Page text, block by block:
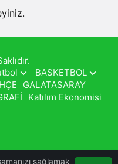
sağlamak
BASKETBOL
GALATASARAY
Katılım Ekonomisi